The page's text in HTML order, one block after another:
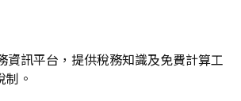
資訊平台，提供稅務知識及免費計算工
。